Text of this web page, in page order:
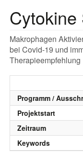
Cytokine
Makrophagen
bei Covid-19 und
Therapieempfehlung
Programm /
Projektstart
Zeitraum
Keywords